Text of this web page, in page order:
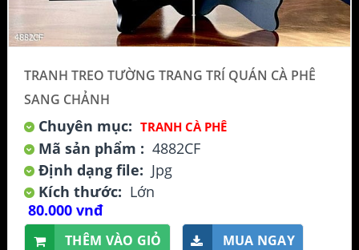
TRANH TREO TƯỜNG TRANG TRÍ QUÁN CÀ PHÊ
SANG CHẢNH
Chuyên mục: TRANH CÀ PHÊ
Mã sản phẩm : 4882CF
Định dạng file: Jpg
Kích thước: Lớn
80.000 vnđ
THÊM VÀO GIỎ MUA NGAY